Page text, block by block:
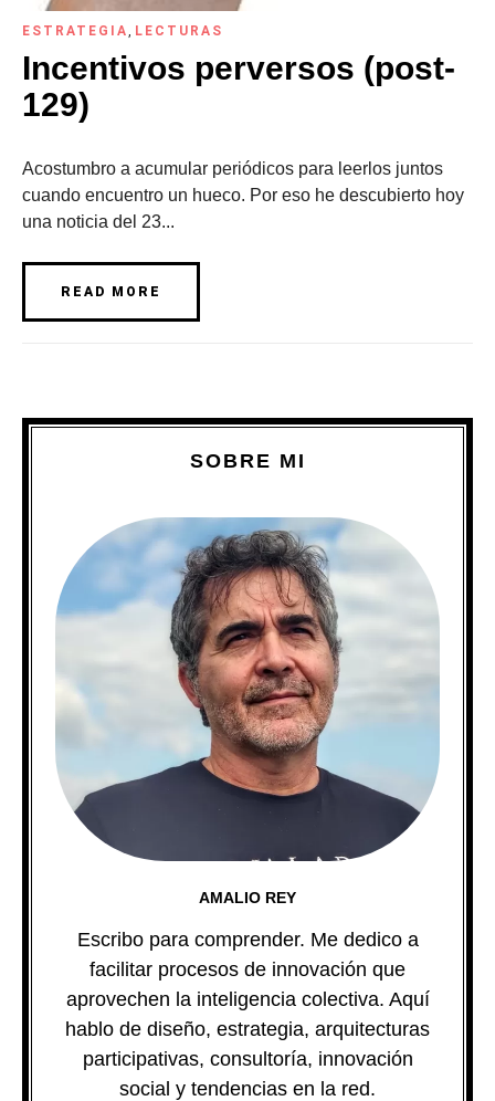
ESTRATEGIA, LECTURAS
Incentivos perversos (post-
129)
Acostumbro a acumular periódicos para leerlos juntos
cuando encuentro un hueco. Por eso he descubierto hoy
una noticia del 23...
READ MORE
SOBRE MI
AMALIO REY
Escribo para comprender. Me dedico a
facilitar procesos de innovación que
aprovechen la inteligencia colectiva. Aquí
hablo de diseño, estrategia, arquitecturas
participativas, consultoría, innovación
social y tendencias en la red.